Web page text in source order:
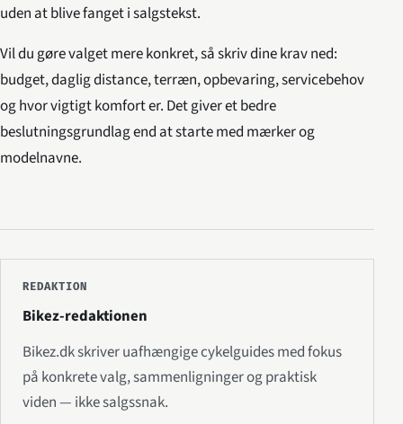
uden at blive fanget i salgstekst.
Vil du gøre valget mere konkret, så skriv dine krav ned:
budget, daglig distance, terræn, opbevaring, servicebehov
og hvor vigtigt komfort er. Det giver et bedre
beslutningsgrundlag end at starte med mærker og
modelnavne.
REDAKTION
Bikez-redaktionen
Bikez.dk skriver uafhængige cykelguides med fokus
på konkrete valg, sammenligninger og praktisk
viden — ikke salgssnak.